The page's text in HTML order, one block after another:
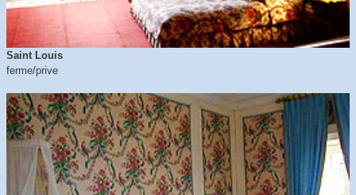
Saint Louis
ferme/prive